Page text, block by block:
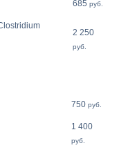
685 руб.
2 250
руб.
750 руб.
1 400
руб.